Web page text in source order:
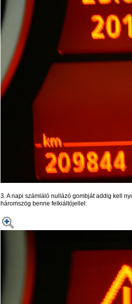
3. A napi számláló nullázó gombját addig kell
háromszög benne felkiáltójellel: